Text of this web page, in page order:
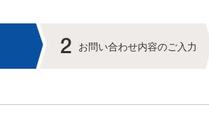
お問い合わせ内容のご入力